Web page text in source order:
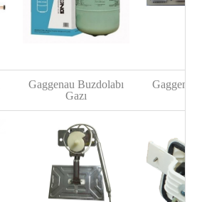
Gaggenau Buzdolabı
Gazı